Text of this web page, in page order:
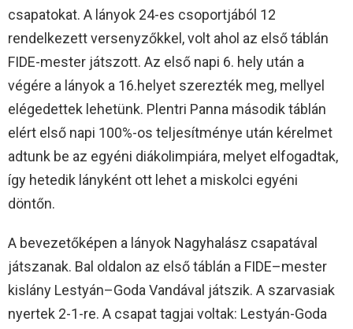
csapatokat. A lányok 24-es csoportjából 12
rendelkezett versenyzőkkel, volt ahol az első táblán
FIDE-mester játszott. Az első napi 6. hely után a
végére a lányok a 16.helyet szerezték meg, mellyel
elégedettek lehetünk. Plentri Panna második táblán
elért első napi 100%-os teljesítménye után kérelmet
adtunk be az egyéni diákolimpiára, melyet elfogadtak,
így hetedik lányként ott lehet a miskolci egyéni
döntőn.
A bevezetőképen a lányok Nagyhalász csapatával
játszanak. Bal oldalon az első táblán a FIDE–mester
kislány Lestyán–Goda Vandával játszik. A szarvasiak
nyertek 2-1-re. A csapat tagjai voltak: Lestyán-Goda